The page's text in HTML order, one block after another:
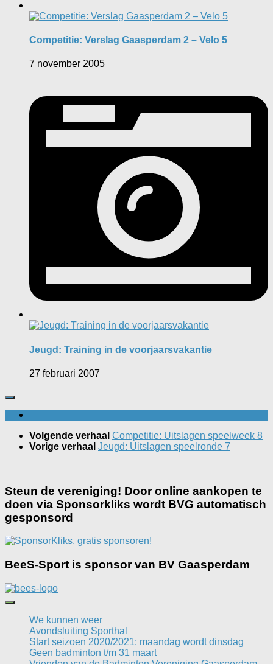
Competitie: Verslag Gaasperdam 2 – Velo 5
7 november 2005
Jeugd: Training in de voorjaarsvakantie
27 februari 2007
Volgende verhaal Competitie: Uitslagen speelweek 8
Vorige verhaal Jeugd: Uitslagen speelronde 7
Steun de vereniging! Door online aankopen te
doen via Sponsorkliks wordt BVG automatisch
gesponsord
BeeS-Sport is sponsor van BV Gaasperdam
We kunnen weer
Avondsluiting Sporthal
Start seizoen 2020/2021: maandag wordt dinsdag
Geen badminton t/m 31 maart